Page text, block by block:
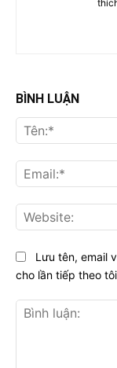
BÌNH LUẬN
Lưu tên, email
cho lần tiếp theo